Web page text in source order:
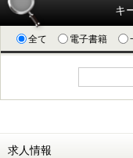
キ
全て 電子書籍
求人情報